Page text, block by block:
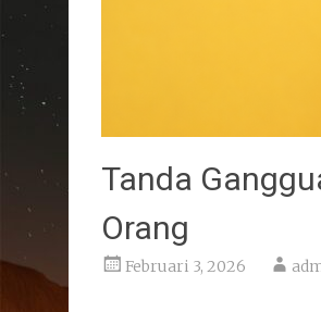
Tanda
Orang
Februari 3, 2026